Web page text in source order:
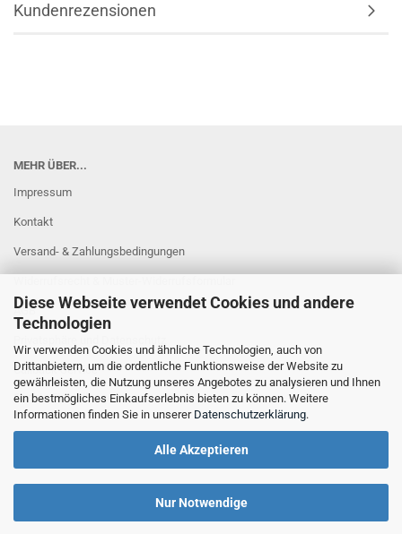
Diese Webseite verwendet Cookies und andere
Technologien
Wir verwenden Cookies und ähnliche Technologien, auch von
Drittanbietern, um die ordentliche Funktionsweise der Website zu
gewährleisten, die Nutzung unseres Angebotes zu analysieren und Ihnen
ein bestmögliches Einkaufserlebnis bieten zu können. Weitere
Informationen finden Sie in unserer Datenschutzerklärung.
Alle Akzeptieren
Nur Notwendige
Kundenrezensionen
MEHR ÜBER...
Impressum
Kontakt
Versand- & Zahlungsbedingungen
AGB
Callback Service
Cookie Einstellungen